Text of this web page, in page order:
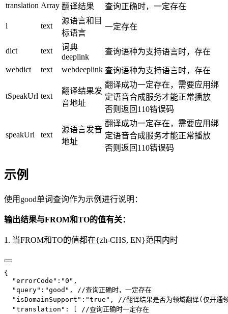
translation Array 翻译结果 查询正确时，一定存在
l text
源语言和目
标语言
一定存在
dict text
词典
deeplink
查询语种为支持语言时，存在
webdict text webdeeplink 查询语种为支持语言时，存在
tSpeakUrl text
翻译结果发
音地址
翻译成功一定存在，需要应用绑
定语音合成服务才能正常播放
否则返回110错误码
speakUrl text
源语言发音
地址
翻译成功一定存在，需要应用绑
定语音合成服务才能正常播放
否则返回110错误码
示例
使用good单词查询作为示例进行说明：
输出结果与FROM和TO的值有关：
1. 当FROM和TO的值都在{zh-CHS, EN}范围内时
{
  "errorCode":"0",
  "query":"good",
//查询正确时，一定存在
  "isDomainSupport":"true",
//翻译结果是否为领域翻译(仅开通
  "translation": [
//查询正确时一定存在